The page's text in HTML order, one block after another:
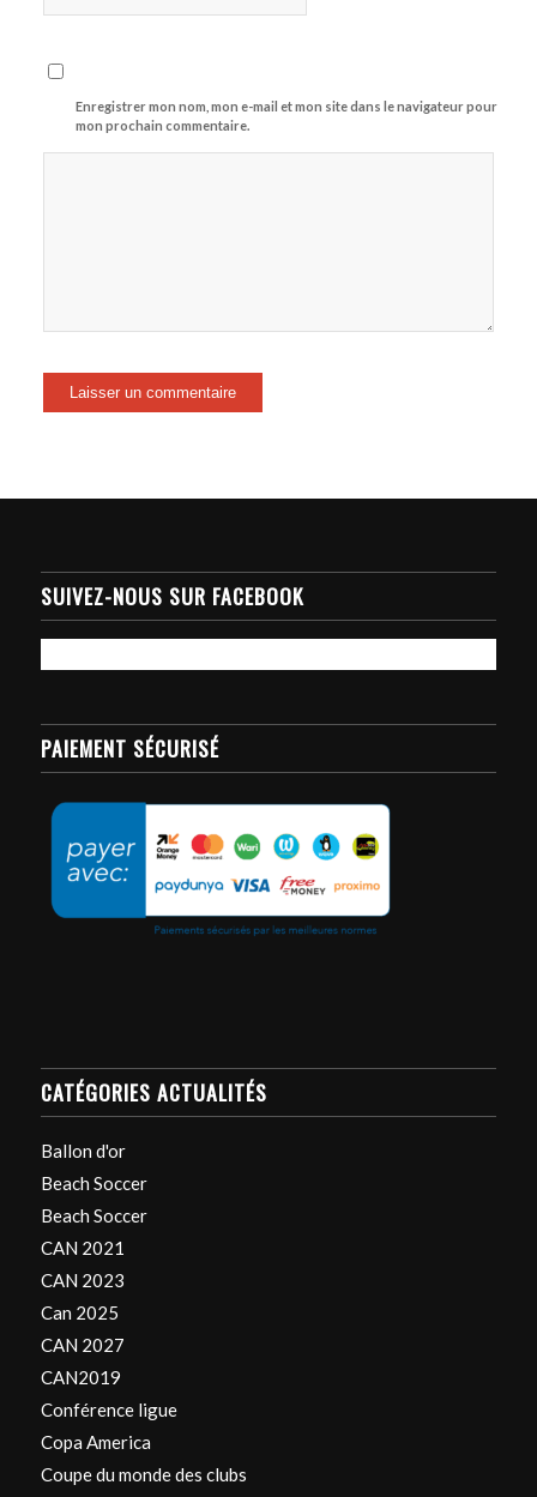
Enregistrer mon nom, mon e-mail et mon site dans le navigateur pour
mon prochain commentaire.
SUIVEZ-NOUS SUR FACEBOOK
PAIEMENT SÉCURISÉ
CATÉGORIES ACTUALITÉS
Ballon d'or
Beach Soccer
Beach Soccer
CAN 2021
CAN 2023
Can 2025
CAN 2027
CAN2019
Conférence ligue
Copa America
Coupe du monde des clubs